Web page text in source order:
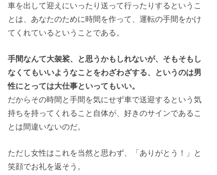
車を出して迎えにいったり送って行ったりするというこ
とは、あなたのために時間を作って、運転の手間をかけ
てくれているということである。
手間なんて大袈裟、と思うかもしれないが、そもそもし
なくてもいいようなことをわざわざする、というのは男
性にとっては大仕事といってもいい。
だからその時間と手間を気にせず車で送迎するという気
持ちを持ってくれること自体が、好きのサインであるこ
とは間違いないのだ。
ただし女性はこれを当然と思わず、「ありがとう！」と
笑顔でお礼を返そう。